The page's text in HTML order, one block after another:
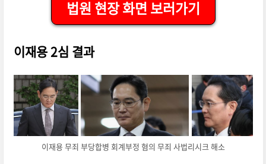
법원 현장 화면 보러가기
이재용 2심 결과
이재용 무죄 부당합병 회계부정 혐의 무죄 사법리시크 해소